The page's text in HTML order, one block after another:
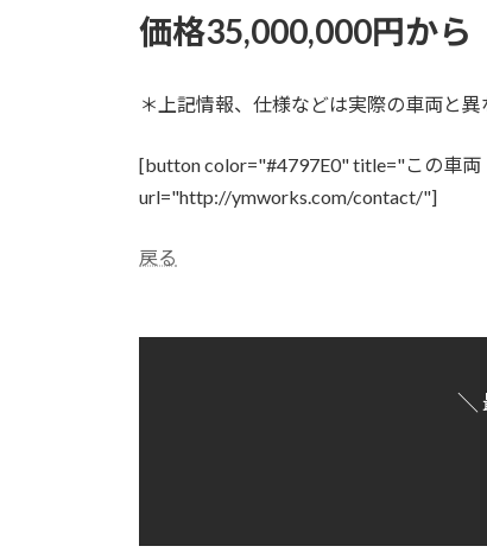
価格35,000,000円から
＊上記情報、仕様などは実際の車両と異
[button color="#4797E0" title="この車
url="http://ymworks.com/contact/"]
戻る
＼